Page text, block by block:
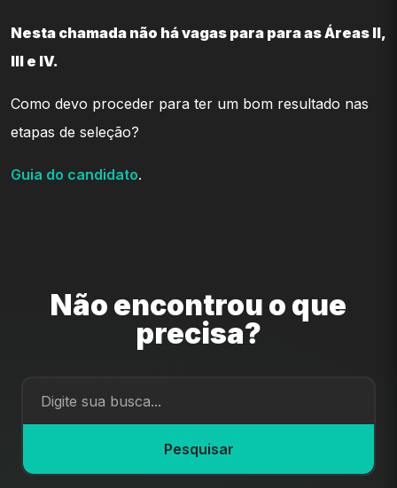
Nesta chamada não há vagas para para as Áreas II,
III e IV.
Como devo proceder para ter um bom resultado nas
etapas de seleção?
Guia do candidato.
Não encontrou o que
precisa?
Pesquisar